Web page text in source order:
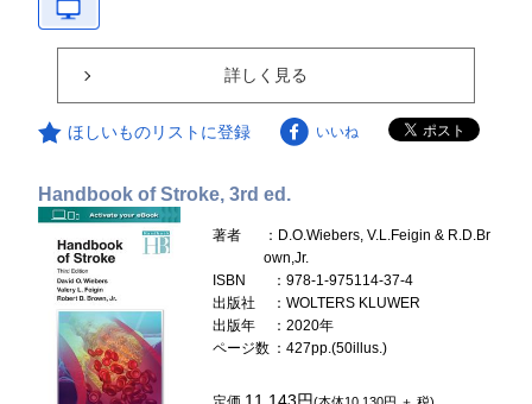
詳しく見る
ほしいものリストに登録 いいね
Handbook of Stroke, 3rd ed.
著者
：D.O.Wiebers, V.L.Feigin & R.D.Br
own,Jr.
ISBN
：978-1-975114-37-4
出版社
：WOLTERS KLUWER
出版年
：2020年
ページ数 ：427pp.(50illus.)
11,143円